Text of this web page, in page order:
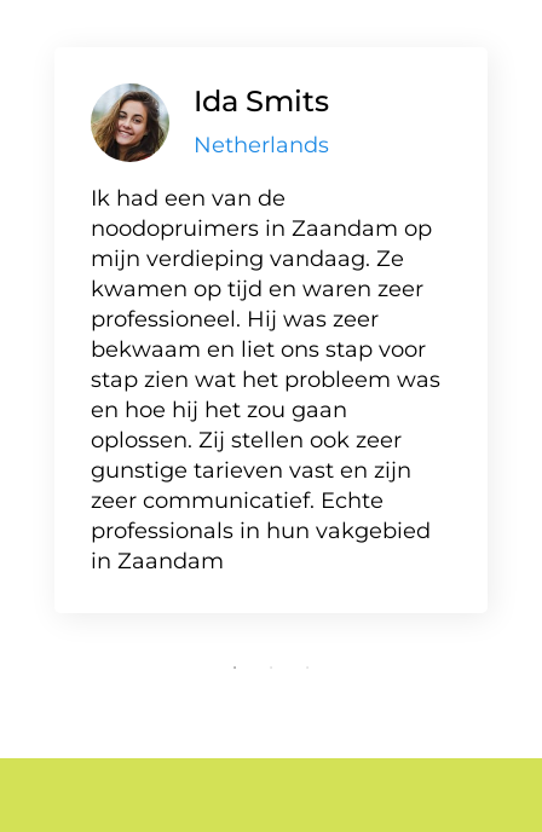
Ida Smits
Netherlands
Ik had een van de
noodopruimers in Zaandam op
mijn verdieping vandaag. Ze
kwamen op tijd en waren zeer
professioneel. Hij was zeer
bekwaam en liet ons stap voor
stap zien wat het probleem was
en hoe hij het zou gaan
oplossen. Zij stellen ook zeer
gunstige tarieven vast en zijn
zeer communicatief. Echte
professionals in hun vakgebied
in Zaandam